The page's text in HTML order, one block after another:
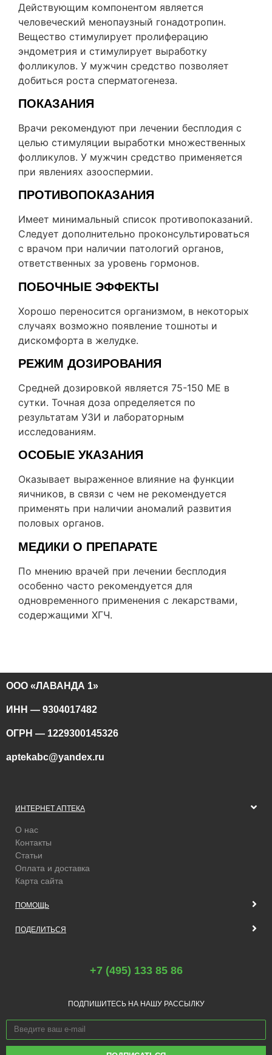
Действующим компонентом является
человеческий менопаузный гонадотропин.
Вещество стимулирует пролиферацию
эндометрия и стимулирует выработку
фолликулов. У мужчин средство позволяет
добиться роста сперматогенеза.
ПОКАЗАНИЯ
Врачи рекомендуют при лечении бесплодия с
целью стимуляции выработки множественных
фолликулов. У мужчин средство применяется
при явлениях азооспермии.
ПРОТИВОПОКАЗАНИЯ
Имеет минимальный список противопоказаний.
Следует дополнительно проконсультироваться
с врачом при наличии патологий органов,
ответственных за уровень гормонов.
ПОБОЧНЫЕ ЭФФЕКТЫ
Хорошо переносится организмом, в некоторых
случаях возможно появление тошноты и
дискомфорта в желудке.
РЕЖИМ ДОЗИРОВАНИЯ
Средней дозировкой является 75-150 МЕ в
сутки. Точная доза определяется по
результатам УЗИ и лабораторным
исследованиям.
ОСОБЫЕ УКАЗАНИЯ
Оказывает выраженное влияние на функции
яичников, в связи с чем не рекомендуется
применять при наличии аномалий развития
половых органов.
МЕДИКИ О ПРЕПАРАТЕ
По мнению врачей при лечении бесплодия
особенно часто рекомендуется для
одновременного применения с лекарствами,
содержащими ХГЧ.
ООО «ЛАВАНДА 1»
ИНН — 9304017482
ОГРН — 1229300145326
aptekabc@yandex.ru
ИНТЕРНЕТ АПТЕКА
О нас
Контакты
Статьи
Оплата и доставка
Карта сайта
ПОМОЩЬ
ПОДЕЛИТЬСЯ
+7 (495) 133 85 86
ПОДПИШИТЕСЬ НА НАШУ РАССЫЛКУ